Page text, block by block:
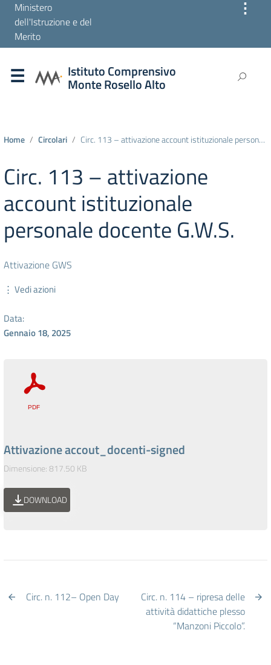
Ministero
dell'Istruzione e del
Merito
⋮
Istituto Comprensivo
Monte Rosello Alto
Home Circolari Circ. 113 – attivazione account istituzionale personale docente G.W.S.
Circ. 113 – attivazione
account istituzionale
personale docente G.W.S.
Attivazione GWS
⋮ Vedi azioni
Data:
Gennaio 18, 2025
Attivazione accout_docenti-signed
Dimensione: 817.50 KB
DOWNLOAD
Circ. n. 112– Open Day
Circ. n. 114 – ripresa delle
attività didattiche plesso
“Manzoni Piccolo”.